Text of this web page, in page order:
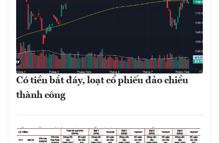
Có tiền bắt đáy, loạt cổ phiếu đảo chiều
thành công